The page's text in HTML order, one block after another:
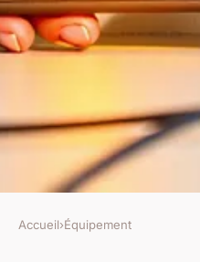
ÉQUIPEMENT
Accueil›Équipement